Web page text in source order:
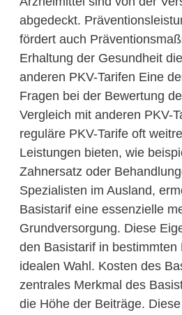
abgedeckt.
fördert auch
Erhaltung der Gesundheit
anderen PKV-Tarifen Eine
Fragen bei der Bewertung
Vergleich mit anderen PKV-
reguläre PKV-Tarife oft
Leistungen bieten, wie
Zahnersatz oder
Spezialisten im Ausland,
Basistarif eine essenzielle
Grundversorgung. Diese
den Basistarif in bestimmten
idealen Wahl. Kosten des
zentrales Merkmal des
die Höhe der Beiträge.